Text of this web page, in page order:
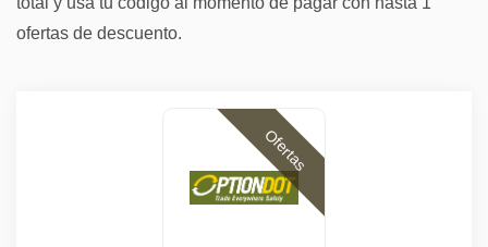
ofertas de descuento.
Ofertas